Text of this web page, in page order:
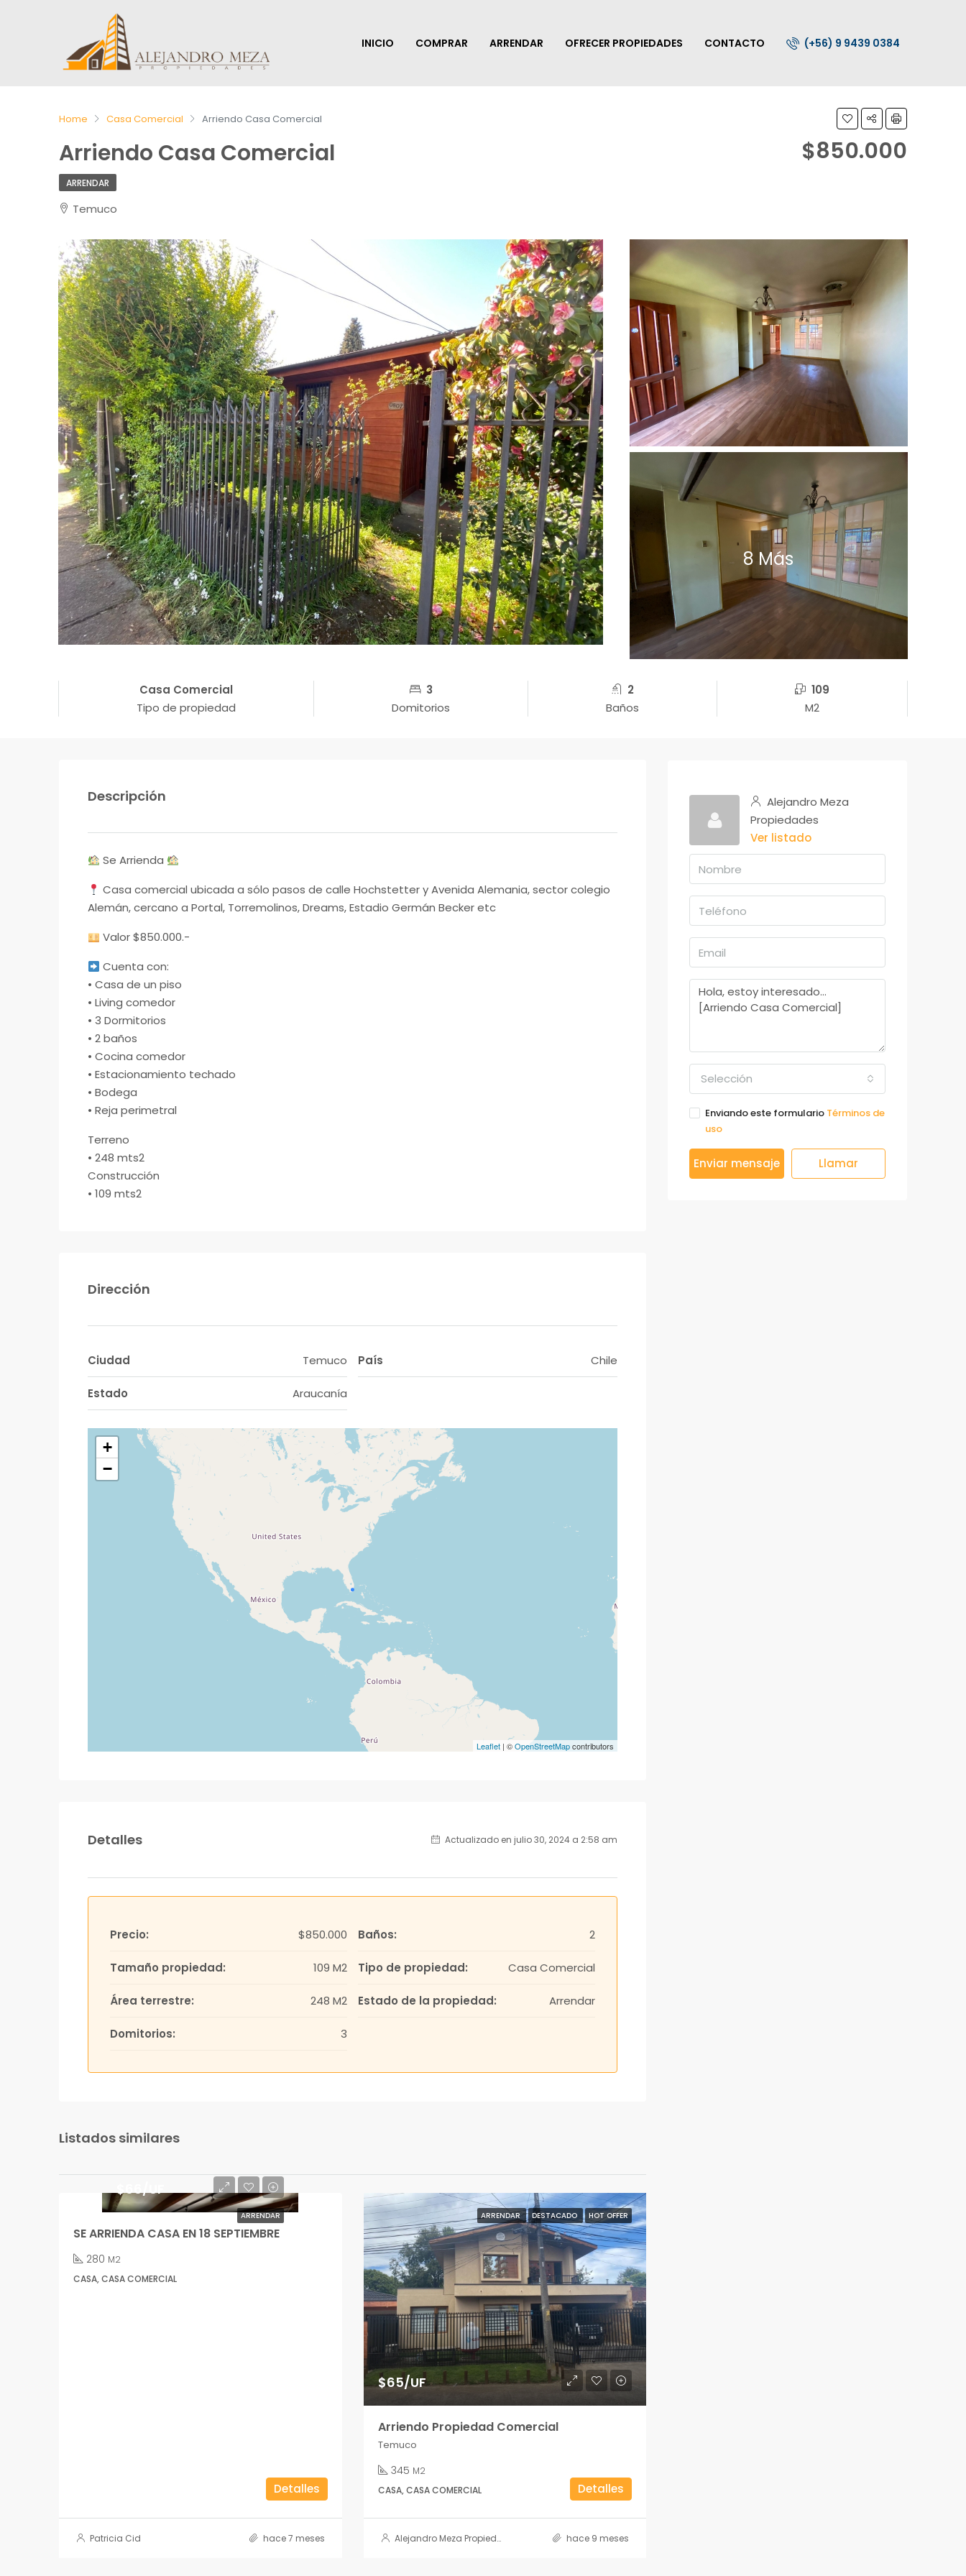
INICIO COMPRAR ARRENDAR OFRECER PROPIEDADES CONTACTO (+56) 9 9439 0384
Home Casa Comercial Arriendo Casa Comercial
Arriendo Casa Comercial $850.000
ARRENDAR
Temuco
8 Más
Casa Comercial
Tipo de propiedad
3
Domitorios
2
Baños
109
M2
Descripción
Se Arrienda
Casa comercial ubicada a sólo pasos de calle Hochstetter y Avenida Alemania, sector colegio
Alemán, cercano a Portal, Torremolinos, Dreams, Estadio Germán Becker etc
Valor $850.000.-
Cuenta con:
•⁠ ⁠Casa de un piso
•⁠ ⁠Living comedor
•⁠ ⁠3 Dormitorios
•⁠ ⁠2 baños
•⁠ ⁠Cocina comedor
•⁠ ⁠Estacionamiento techado
•⁠ ⁠Bodega
•⁠ ⁠Reja perimetral
Terreno
•⁠ ⁠248 mts2
Construcción
•⁠ ⁠109 mts2
Dirección
Ciudad Temuco
Estado Araucanía
País Chile
+
−
Leaflet | ©OpenStreetMapcontributors
Detalles Actualizado en julio 30, 2024 a 2:58 am
Precio: $850.000
Tamaño propiedad: 109 M2
Área terrestre: 248 M2
Domitorios: 3
Baños: 2
Tipo de propiedad: Casa Comercial
Estado de la propiedad: Arrendar
Listados similares
ARRENDAR
$66/UF
SE ARRIENDA CASA EN 18 SEPTIEMBRE
280 M2
CASA, CASA COMERCIAL
Detalles
Patricia Cid hace 7 meses
ARRENDAR DESTACADO HOT OFFER
$65/UF
Arriendo Propiedad Comercial
Temuco
345 M2
CASA, CASA COMERCIAL
Detalles
Alejandro Meza Propiedades hace 9 meses
Alejandro Meza
Propiedades
Ver listado
Selección
Enviando este formulario Términos de
uso
Enviar mensaje Llamar